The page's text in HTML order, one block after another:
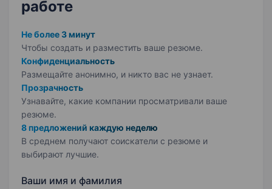
работе
Не более 3 минут
Чтобы создать и разместить ваше резюме.
Конфиденциальность
Размещайте анонимно, и никто вас не узнает.
Прозрачность
Узнавайте, какие компании просматривали ваше
резюме.
8 предложений каждую неделю
В среднем получают соискатели с резюме и
выбирают лучшие.
Ваши имя и фамилия